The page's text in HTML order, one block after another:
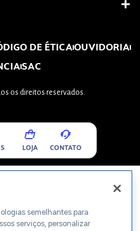
DE ÉTICAOUVIDORIA
SAC
os direitos reservados.
LOJA CONTATO
semelhantes para
serviços, personalizar